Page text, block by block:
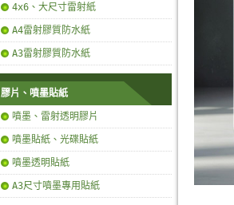
4x6、大尺寸雷射紙
A4雷射膠質防水紙
A3雷射膠質防水紙
膠片、噴墨貼紙
噴墨、雷射透明膠片
噴墨貼紙、光碟貼紙
噴墨透明貼紙
A3尺寸噴墨專用貼紙